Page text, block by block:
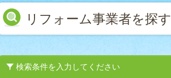
リフォーム事業者を探す
検索条件を入力してください